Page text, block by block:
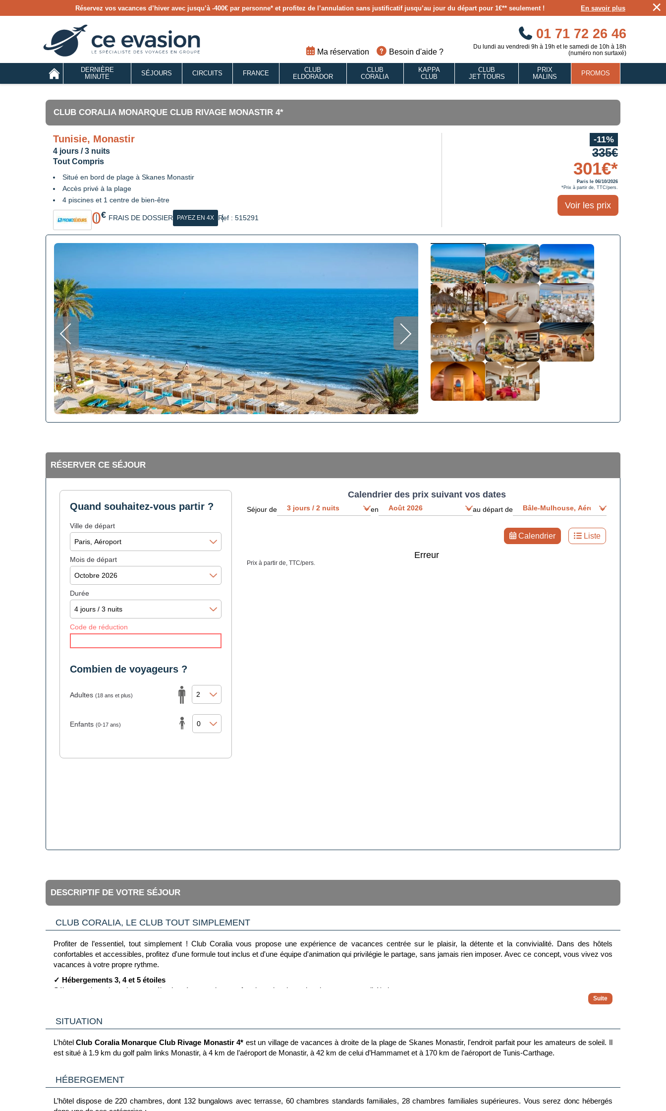
Réservez vos vacances d’hiver avec jusqu’à -400€ par personne* et profitez de l’annulation sans justificatif jusqu’au jour du départ pour 1€** seulement ! En savoir plus ×
Ma réservation Besoin d'aide ?
01 71 72 26 46
Du lundi au vendredi 9h à 19h et le samedi de 10h à 18h
(numéro non surtaxé)
DERNIÈRE
MINUTE
SÉJOURS CIRCUITS FRANCE
CLUB
ELDORADOR
CLUB
CORALIA
KAPPA
CLUB
CLUB
JET TOURS
PRIX
MALINS
PROMOS
CLUB CORALIA MONARQUE CLUB RIVAGE MONASTIR 4*
Tunisie, Monastir
4 jours / 3 nuits
Tout Compris
Situé en bord de plage à Skanes Monastir
Accès privé à la plage
4 piscines et 1 centre de bien-être
0€ FRAIS DE DOSSIER PAYEZ EN 4X Ref : 515291
-11%
335€
301€*
Paris le 06/10/2026
*Prix à partir de, TTC/pers.
Voir les prix
RÉSERVER CE SÉJOUR
Quand souhaitez-vous partir ?
Ville de départ
Mois de départ
Durée
Code de réduction
Combien de voyageurs ?
Adultes (18 ans et plus)
Enfants (0-17 ans)
Calendrier des prix suivant vos dates
Séjour de en au départ de
Calendrier Liste
Erreur
Prix à partir de, TTC/pers.
DESCRIPTIF DE VOTRE SÉJOUR
CLUB CORALIA, LE CLUB TOUT SIMPLEMENT
Profiter de l’essentiel, tout simplement ! Club Coralia vous propose une expérience de vacances centrée sur le plaisir, la détente et la convivialité. Dans des hôtels
confortables et accessibles, profitez d'une formule tout inclus et d'une équipe d'animation qui privilégie le partage, sans jamais rien imposer. Avec ce concept, vous vivez vos
vacances à votre propre rythme.
✓ Hébergements 3, 4 et 5 étoiles
Séjournez dans des adresses sélectionnées pour leur confort, leur situation et leur bon rapport qualité/prix
Maîtrisez votre budget avec une offre complète incluant vols, hôtel, restauration, boissons et animation pour un séjour sans surprise
✓ Équipe Coralia 100% francophone
Vivez l’esprit club avec une équipe Coralia qui rythme vos journées : sport, jeux, apéritifs et soirées pour une ambiance conviviale
✓ Activités & expériences fun
Animations sportives : fitness, aquagym, marche sportive, beach-volley, pétanque...
Activités culturelles : cours de cuisine locale et de cocktail, apprentissage de la langue locale, cours de danse locale, dégustation de produits locaux
SITUATION
L’hôtel Club Coralia Monarque Club Rivage Monastir 4* est un village de vacances à droite de la plage de Skanes Monastir, l'endroit parfait pour les amateurs de soleil. Il
est situé à 1.9 km du golf palm links Monastir, à 4 km de l’aéroport de Monastir, à 42 km de celui d’Hammamet et à 170 km de l’aéroport de Tunis-Carthage.
HÉBERGEMENT
L’hôtel dispose de 220 chambres, dont 132 bungalows avec terrasse, 60 chambres standards familiales, 28 chambres familiales supérieures. Vous serez donc hébergés